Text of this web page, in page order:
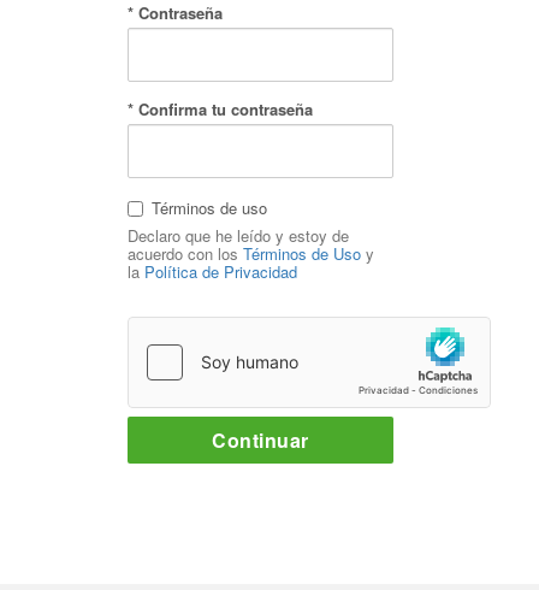
* Contraseña
* Confirma tu contraseña
Términos de uso
Declaro que he leído y estoy de
acuerdo con los Términos de Usoy
la Política de Privacidad